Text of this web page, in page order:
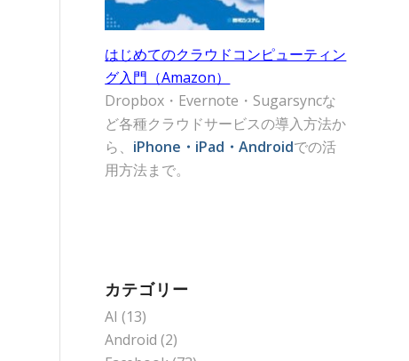
はじめてのクラウドコンピューティン
グ入門（Amazon）
Dropbox・Evernote・Sugarsyncな
ど各種クラウドサービスの導入方法か
ら、 iPhone・iPad・Androidでの活
用方法まで。
カテゴリー
AI (13)
Android (2)